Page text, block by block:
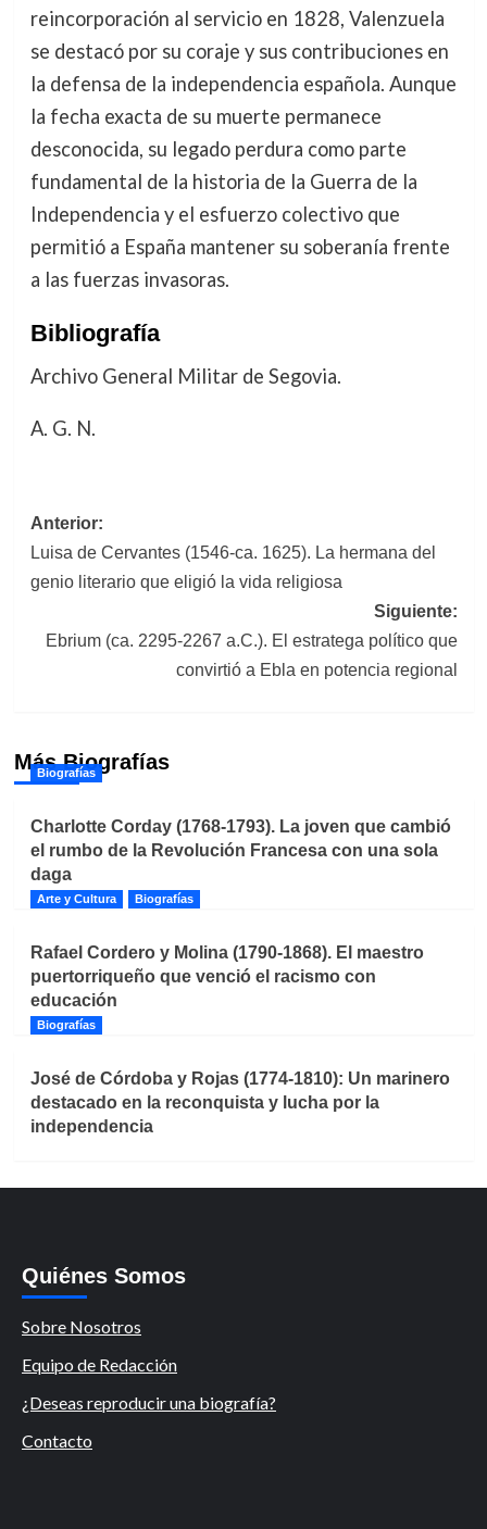
reincorporación al servicio en 1828, Valenzuela
se destacó por su coraje y sus contribuciones en
la defensa de la independencia española. Aunque
la fecha exacta de su muerte permanece
desconocida, su legado perdura como parte
fundamental de la historia de la Guerra de la
Independencia y el esfuerzo colectivo que
permitió a España mantener su soberanía frente
a las fuerzas invasoras.
Bibliografía
Archivo General Militar de Segovia.
A. G. N.
Navegación
de
entradas
Anterior:
Luisa de Cervantes (1546-ca. 1625). La hermana del
genio literario que eligió la vida religiosa
Siguiente:
Ebrium (ca. 2295-2267 a.C.). El estratega político que
convirtió a Ebla en potencia regional
Más Biografías
Biografías
Charlotte Corday (1768-1793). La joven que cambió
el rumbo de la Revolución Francesa con una sola
daga
Arte y Cultura Biografías
Rafael Cordero y Molina (1790-1868). El maestro
puertorriqueño que venció el racismo con
educación
Biografías
José de Córdoba y Rojas (1774-1810): Un marinero
destacado en la reconquista y lucha por la
independencia
Quiénes Somos
Sobre Nosotros
Equipo de Redacción
¿Deseas reproducir una biografía?
Contacto